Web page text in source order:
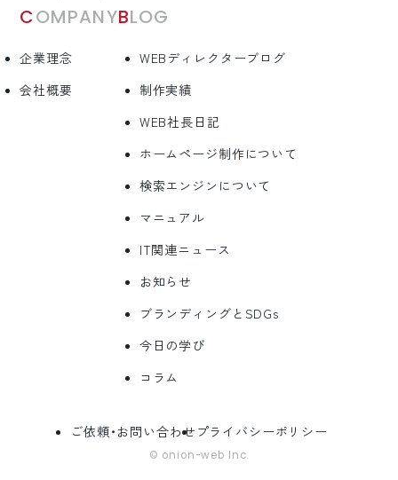
COMPANY
企業理念
会社概要
BLOG
WEBディレクターブログ
制作実績
WEB社長日記
ホームページ制作について
検索エンジンについて
マニュアル
IT関連ニュース
お知らせ
ブランディングとSDGs
今日の学び
コラム
ご依頼・お問い合わせ プライバシーポリシー
© onion-web Inc.